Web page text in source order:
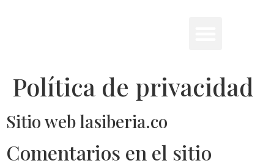
Política de privacidad
Sitio web lasiberia.co
Comentarios en el sitio